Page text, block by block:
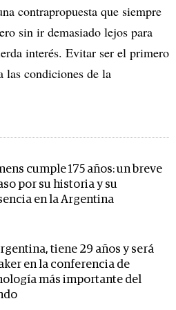
contrapropuesta que siempre
sin ir demasiado lejos para
interés. Evitar ser el primero
las condiciones de la
cumple 175 años: un breve
por su historia y su
en la Argentina
tiene 29 años y será
en la conferencia de
más importante del